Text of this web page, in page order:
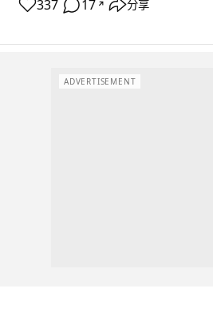
337 17 ↗ 分享
ADVERTISEMENT